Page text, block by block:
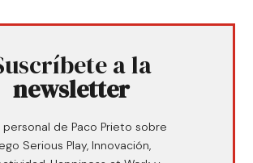
a la
newsletter
personal de Paco Prieto sobre
Serious Play, Innovación,